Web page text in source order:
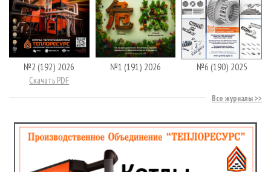
№2 (192) 2026
Скачать PDF
№1 (191) 2026 №6 (190) 2025
Все журналы